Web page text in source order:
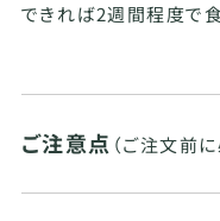
できれば2週間程度で
ご注意点 （ご注文前